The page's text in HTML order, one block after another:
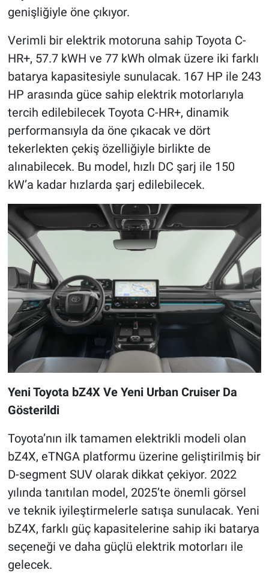
genişliğiyle öne çıkıyor.
Verimli bir elektrik motoruna sahip Toyota C-
HR+, 57.7 kWH ve 77 kWh olmak üzere iki farklı
batarya kapasitesiyle sunulacak. 167 HP ile 243
HP arasında güce sahip elektrik motorlarıyla
tercih edilebilecek Toyota C-HR+, dinamik
performansıyla da öne çıkacak ve dört
tekerlekten çekiş özelliğiyle birlikte de
alınabilecek. Bu model, hızlı DC şarj ile 150
kW’a kadar hızlarda şarj edilebilecek.
Yeni Toyota bZ4X Ve Yeni Urban Cruiser Da
Gösterildi
Toyota’nın ilk tamamen elektrikli modeli olan
bZ4X, eTNGA platformu üzerine geliştirilmiş bir
D-segment SUV olarak dikkat çekiyor. 2022
yılında tanıtılan model, 2025’te önemli görsel
ve teknik iyileştirmelerle satışa sunulacak. Yeni
bZ4X, farklı güç kapasitelerine sahip iki batarya
seçeneği ve daha güçlü elektrik motorları ile
gelecek.